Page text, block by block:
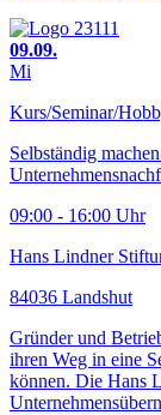
09.09.
Mi
Kurs/Seminar/
Selbständig
09:00 - 16:00 Uhr
Hans Lindner
84036 Landshut
Gründer und
ihren Weg in eine
können. Die Hans